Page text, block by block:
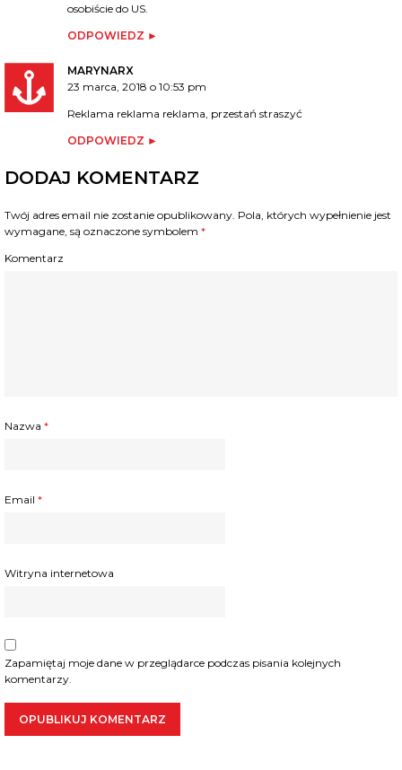
osobiście do US.
ODPOWIEDZ
MARYNARX
23 marca, 2018 o 10:53 pm
Reklama reklama reklama, przestań straszyć
ODPOWIEDZ
DODAJ KOMENTARZ
Twój adres email nie zostanie opublikowany. Pola, których wypełnienie jest
wymagane, są oznaczone symbolem *
Komentarz
Nazwa *
Email *
Witryna internetowa
Zapamiętaj moje dane w przeglądarce podczas pisania kolejnych
komentarzy.